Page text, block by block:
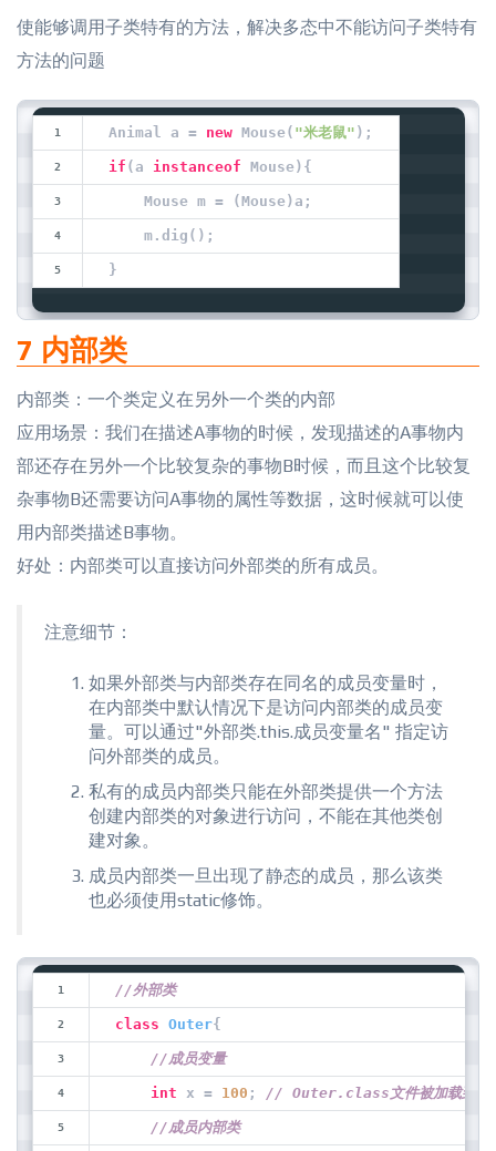
使能够调用子类特有的方法，解决多态中不能访问子类特有
方法的问题
Animal a = new Mouse( "米老鼠" );
if (a instanceof Mouse){
    Mouse m = (Mouse)a;
    m.dig();
}
7 内部类
内部类：一个类定义在另外一个类的内部
应用场景：我们在描述A事物的时候，发现描述的A事物内
部还存在另外一个比较复杂的事物B时候，而且这个比较复
杂事物B还需要访问A事物的属性等数据，这时候就可以使
用内部类描述B事物。
好处：内部类可以直接访问外部类的所有成员。
注意细节：
如果外部类与内部类存在同名的成员变量时，
在内部类中默认情况下是访问内部类的成员变
量。可以通过"外部类.this.成员变量名" 指定访
问外部类的成员。
私有的成员内部类只能在外部类提供一个方法
创建内部类的对象进行访问，不能在其他类创
建对象。
成员内部类一旦出现了静态的成员，那么该类
也必须使用static修饰。
//外部类
class Outer{
//成员变量
int x = 100 ; // Outer.class文件被加载到内存
//成员内部类